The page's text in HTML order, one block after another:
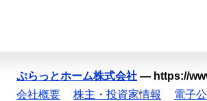
ぷらっとホーム株式会社 — https://
会社概要
株主・投資家情報 電子